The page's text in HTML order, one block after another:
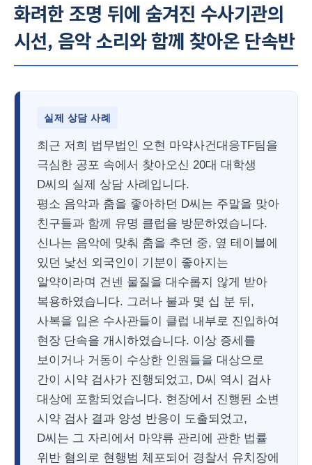
화려한 조명 뒤에 숨겨진 수사기관의
시선, 음악 소리와 함께 찾아온 단속반
실제 상담 사례
최근 저희 법무법인 오현 마약사건대응TF팀을
극심한 공포 속에서 찾아오신 20대 대학생
D씨의 실제 상담 사례입니다.
평소 음악과 춤을 좋아하던 D씨는 주말을 맞아
친구들과 함께 유명 클럽을 방문하였습니다.
신나는 음악에 맞춰 춤을 추던 중, 옆 테이블에
있던 낯선 외국인이 기분이 좋아지는
알약이라며 건넨 물질을 대수롭지 않게 받아
복용하였습니다. 그러나 불과 몇 십 분 뒤,
사복을 입은 수사관들이 클럽 내부로 진입하여
현장 단속을 개시하였습니다. 이상 증세를
보이거나 거동이 수상한 인원들을 대상으로
간이 시약 검사가 진행되었고, D씨 역시 검사
대상에 포함되었습니다. 현장에서 진행된 소변
시약 검사 결과 양성 반응이 도출되었고,
D씨는 그 자리에서 마약류 관리에 관한 법률
위반 혐의로 현행범 체포되어 경찰서 유치장에